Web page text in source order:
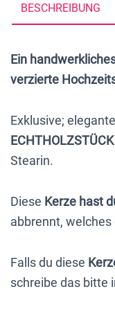
8
weiße
Blüten
Perlen,
Blätter
in
Kupfer
und
Ringe,
Kreuz,
BESCHREIBUNG
Ein
verzierte
Exklusive;
ECHTHOLZSTÜCK
Stearin.
Diese Kerze hast
abbrennt, welches
Falls du diese
schreibe das bitte